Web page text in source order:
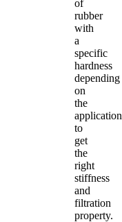
of
rubber
with
a
specific
hardness
depending
on
the
application
to
get
the
right
stiffness
and
filtration
property.